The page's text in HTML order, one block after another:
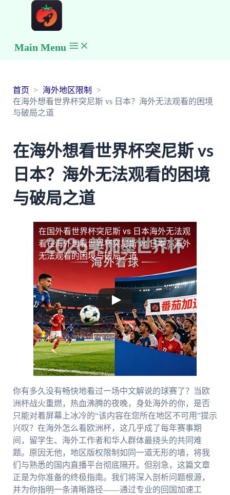
Main Menu
首页
海外地区限制
在海外想看世界杯突尼斯 vs 日本？海外无法观看的困境
与破局之道
在海外想看世界杯突尼斯 vs
日本？海外无法观看的困境
与破局之道
在国外看世界杯突尼斯 vs 日本海外无法观
看在海外想看世界杯突尼斯 vs 日本？海外
无法观看的困境与破局之道
你有多久没有畅快地看过一场中文解说的球赛了？当欧
洲杯战火重燃，热血沸腾的夜晚，身处海外的你，是否
只能对着屏幕上冰冷的“该内容在您所在地区不可用”提示
兴叹？在海外怎么看欧洲杯，这几乎成了每年赛事期
间，留学生、海外工作者和华人群体最挠头的共同难
题。原因无他，地区版权限制如同一道无形的墙，将我
们与熟悉的国内直播平台彻底隔开。但别急，这篇文章
正是为你准备的终极指南。我们将深入剖析问题根源，
并为你指明一条清晰路径——通过专业的回国加速工